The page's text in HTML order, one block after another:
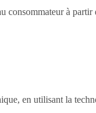
consommateur à
en utilisant la